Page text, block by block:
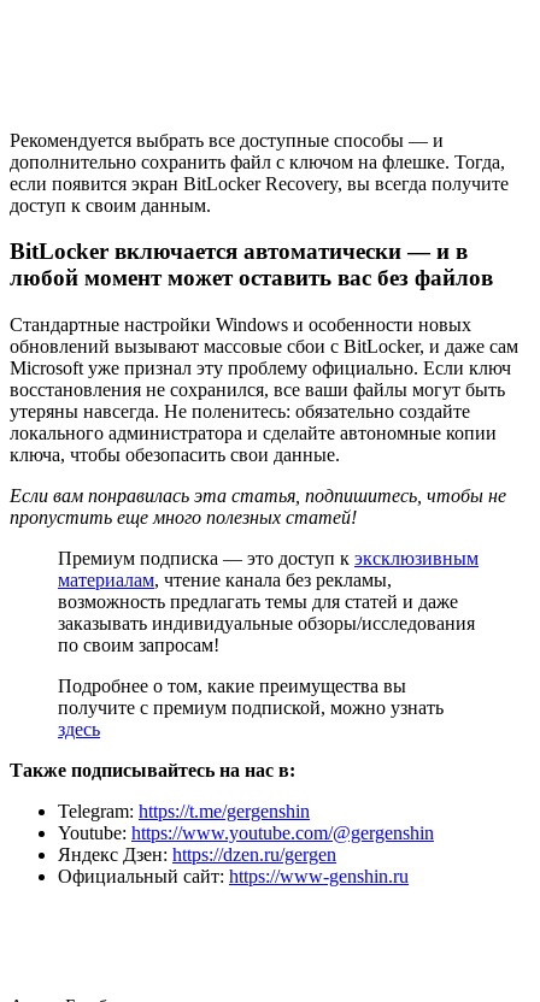
Рекомендуется выбрать все доступные способы — и
дополнительно сохранить файл с ключом на флешке. Тогда,
если появится экран BitLocker Recovery, вы всегда получите
доступ к своим данным.
BitLocker включается автоматически — и в
любой момент может оставить вас без файлов
Стандартные настройки Windows и особенности новых
обновлений вызывают массовые сбои с BitLocker, и даже сам
Microsoft уже признал эту проблему официально. Если ключ
восстановления не сохранился, все ваши файлы могут быть
утеряны навсегда. Не поленитесь: обязательно создайте
локального администратора и сделайте автономные копии
ключа, чтобы обезопасить свои данные.
Если вам понравилась эта статья, подпишитесь, чтобы не
пропустить еще много полезных статей!
Премиум подписка — это доступ к эксклюзивным
материалам, чтение канала без рекламы,
возможность предлагать темы для статей и даже
заказывать индивидуальные обзоры/исследования
по своим запросам!
Подробнее о том, какие преимущества вы
получите с премиум подпиской, можно узнать
здесь
Также подписывайтесь на нас в:
Telegram: https://t.me/gergenshin
Youtube: https://www.youtube.com/@gergenshin
Яндекс Дзен: https://dzen.ru/gergen
Официальный сайт: https://www-genshin.ru